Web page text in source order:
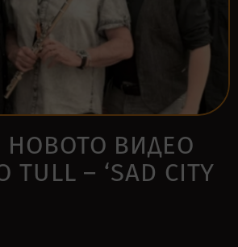
НОВОТО ВИДЕО
TULL – ‘SAD CITY